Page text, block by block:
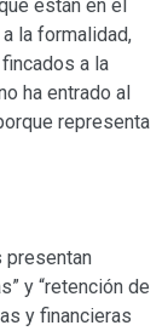
están en el
la formalidad,
a la
ha entrado al
representa
presentan
y “retención de
y financieras